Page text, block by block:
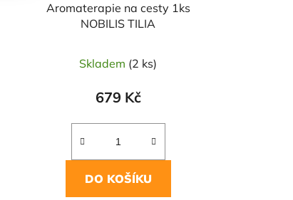
Aromaterapie na cesty 1ks
NOBILIS TILIA
Skladem (2 ks)
679 Kč
DO KOŠÍKU